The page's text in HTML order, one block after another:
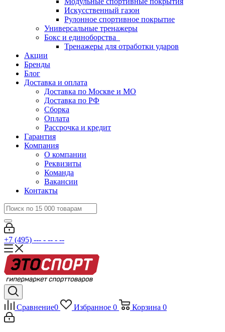
Искусственный газон
Рулонное спортивное покрытие
Универсальные тренажеры
Бокс и единоборства
Тренажеры для отработки ударов
Акции
Бренды
Блог
Доставка и оплата
Доставка по Москве и МО
Доставка по РФ
Сборка
Оплата
Рассрочка и кредит
Гарантия
Компания
О компании
Реквизиты
Команда
Вакансии
Контакты
+7 (495) --- - -- - --
Сравнение0 Избранное 0 Корзина 0